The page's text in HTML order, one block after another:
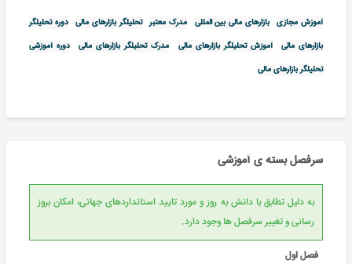
آموزش مجازی بازارهای مالی بین المللی مدرک معتبر تحلیلگر بازارهای مالی
دوره تحلیلگر
بازارهای مالی
آموزش تحلیلگر بازارهای مالی مدرک تحلیلگر بازارهای مالی
دوره آموزشی
تحلیلگر بازارهای مالی
سرفصل بسته ی آموزشی
به دلیل تطابق با دانش به روز و مورد تایید استانداردهای جهانی، امکان بروز
رسانی و تغییر سرفصل ها وجود دارد.
فصل اول